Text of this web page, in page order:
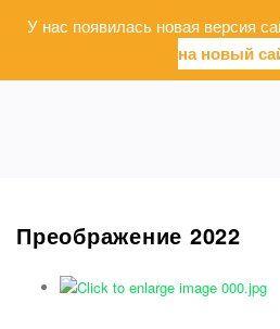
У нас появилась новая версия
на новый
Преображение 2022